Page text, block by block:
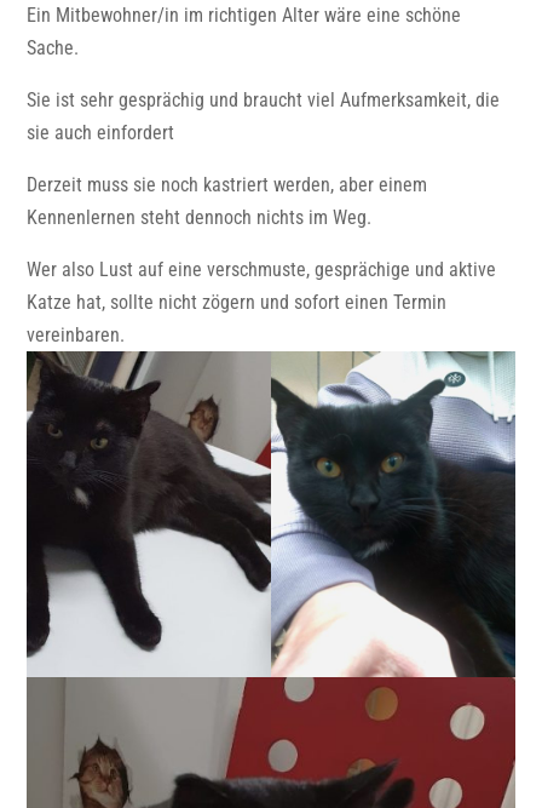
Ein Mitbewohner/in im richtigen Alter wäre eine schöne
Sache.
Sie ist sehr gesprächig und braucht viel Aufmerksamkeit, die
sie auch einfordert
Derzeit muss sie noch kastriert werden, aber einem
Kennenlernen steht dennoch nichts im Weg.
Wer also Lust auf eine verschmuste, gesprächige und aktive
Katze hat, sollte nicht zögern und sofort einen Termin
vereinbaren.